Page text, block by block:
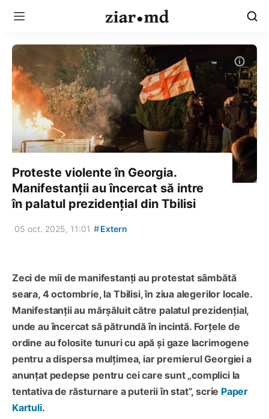
Proteste violente în Georgia.
Manifestanții au încercat să intre
în palatul prezidențial din Tbilisi
05 oct. 2025, 11:01 #Extern
Zeci de mii de manifestanți au protestat sâmbătă
seara, 4 octombrie, la Tbilisi, în ziua alegerilor locale.
Manifestanții au mărșăluit către palatul prezidențial,
unde au încercat să pătrundă în incintă. Forțele de
ordine au folosite tunuri cu apă și gaze lacrimogene
pentru a dispersa mulțimea, iar premierul Georgiei a
anunțat pedepse pentru cei care sunt „complici la
tentativa de răsturnare a puterii în stat”, scrie Paper
Kartuli.